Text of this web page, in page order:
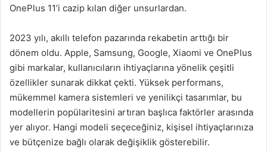
OnePlus 11’i cazip kılan diğer unsurlardan.
2023 yılı, akıllı telefon pazarında rekabetin arttığı bir
dönem oldu. Apple, Samsung, Google, Xiaomi ve OnePlus
gibi markalar, kullanıcıların ihtiyaçlarına yönelik çeşitli
özellikler sunarak dikkat çekti. Yüksek performans,
mükemmel kamera sistemleri ve yenilikçi tasarımlar, bu
modellerin popülaritesini artıran başlıca faktörler arasında
yer alıyor. Hangi modeli seçeceğiniz, kişisel ihtiyaçlarınıza
ve bütçenize bağlı olarak değişiklik gösterebilir.